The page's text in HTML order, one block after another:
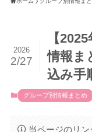
【
情報ま
込み手
2026
2/27
グループ別情報まとめ
当ページのリン